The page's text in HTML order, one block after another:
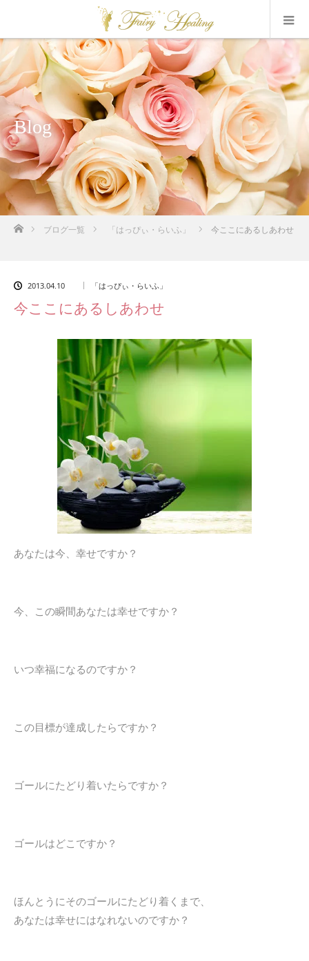
Blog
ホームブログ一覧 「はっぴぃ・らいふ」 今ここにあるしあわせ
2013.04.10 「はっぴぃ・らいふ」
今ここにあるしあわせ
あなたは今、幸せですか？
今、この瞬間あなたは幸せですか？
いつ幸福になるのですか？
この目標が達成したらですか？
ゴールにたどり着いたらですか？
ゴールはどこですか？
ほんとうにそのゴールにたどり着くまで、
あなたは幸せにはなれないのですか？